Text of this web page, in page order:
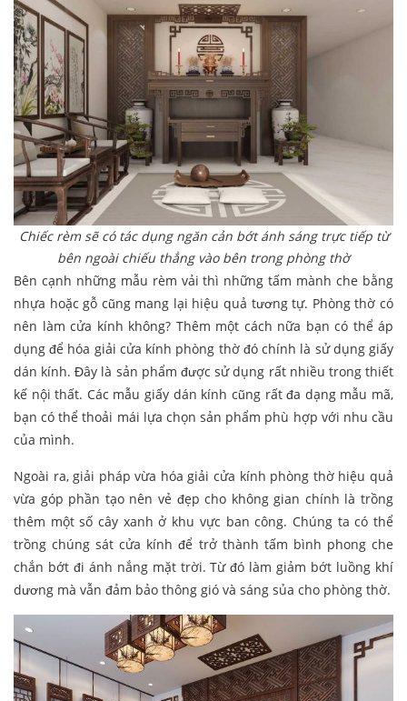
Chiếc rèm sẽ có tác dụng ngăn cản bớt ánh sáng trực tiếp từ
bên ngoài chiếu thẳng vào bên trong phòng thờ
Bên cạnh những mẫu rèm vải thì những tấm mành che bằng
nhựa hoặc gỗ cũng mang lại hiệu quả tương tự. Phòng thờ có
nên làm cửa kính không? Thêm một cách nữa bạn có thể áp
dụng để hóa giải cửa kính phòng thờ đó chính là sử dụng giấy
dán kính. Đây là sản phẩm được sử dụng rất nhiều trong thiết
kế nội thất. Các mẫu giấy dán kính cũng rất đa dạng mẫu mã,
bạn có thể thoải mái lựa chọn sản phẩm phù hợp với nhu cầu
của mình.
Ngoài ra, giải pháp vừa hóa giải cửa kính phòng thờ hiệu quả
vừa góp phần tạo nên vẻ đẹp cho không gian chính là trồng
thêm một số cây xanh ở khu vực ban công. Chúng ta có thể
trồng chúng sát cửa kính để trở thành tấm bình phong che
chắn bớt đi ánh nắng mặt trời. Từ đó làm giảm bớt luồng khí
dương mà vẫn đảm bảo thông gió và sáng sủa cho phòng thờ.